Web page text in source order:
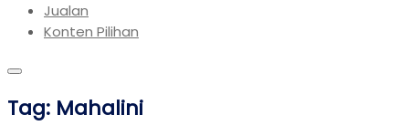
Jualan
Konten Pilihan
Tag: Mahalini